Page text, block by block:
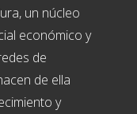
un núcleo
económico y
de
de ella
y